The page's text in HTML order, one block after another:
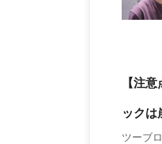
【注
ックは
ツーブ